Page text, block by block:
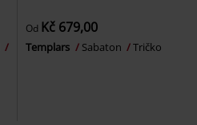
Od Kč 679,00
Templars Sabaton Tričko